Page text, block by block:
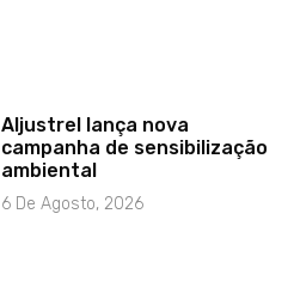
Aljustrel lança nova
campanha de sensibilização
ambiental
6 De Agosto, 2026